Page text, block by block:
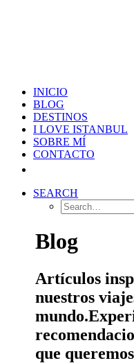
INICIO
BLOG
DESTINOS
I LOVE ISTANBUL
SOBRE MÍ
CONTACTO
SEARCH
Blog
Artículos
nuestros
mundo.
que